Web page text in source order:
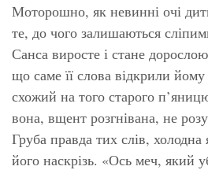
Моторошно, як невинні очі
те, до чого залишаються
Санса виросте і стане
що саме її слова відкрили
схожий на того старого
вона, вщент розгнівана, не
Груба правда тих слів,
його наскрізь. «Ось меч, який